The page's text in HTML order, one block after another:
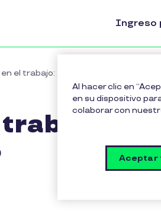
Ingreso
el trabajo: ¿por qué son necesarias?
Al hacer clic en
en su dispositivo
colaborar con
Aceptar